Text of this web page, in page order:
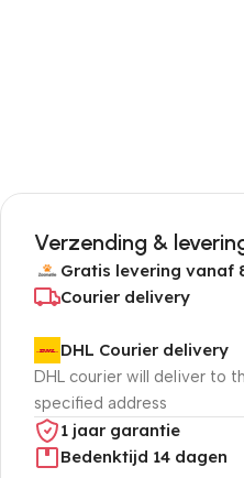
Verzending &
Gratis levering vanaf
Courier delivery
DHL Courier delivery
DHL courier will deliver to
specified address
1 jaar garantie
Bedenktijd 14 dagen